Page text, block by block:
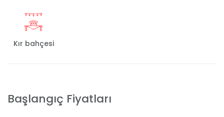
Kır bahçesi
Başlangıç Fiyatları